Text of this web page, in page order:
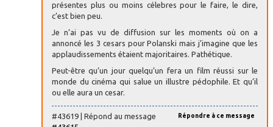
présentes plus ou moins célebres pour le faire, le dire,
c’est bien peu.
Je n’ai pas vu de diffusion sur les moments où on a
annoncé les 3 cesars pour Polanski mais j’imagine que les
applaudissements étaient majoritaires. Pathétique.
Peut-être qu’un jour quelqu’un fera un film réussi sur le
monde du cinéma qui salue un illustre pédophile. Et qu’il
ou elle aura un cesar.
Répondre à ce message
#43619 | Répond au message